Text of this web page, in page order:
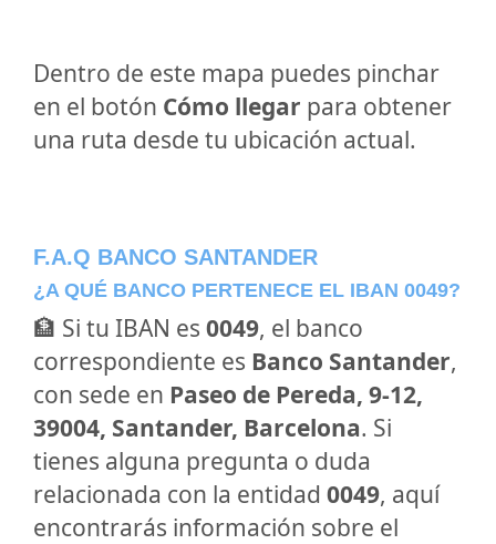
Dentro de este mapa puedes pinchar
en el botón Cómo llegar para obtener
una ruta desde tu ubicación actual.
F.A.Q BANCO SANTANDER
¿A QUÉ BANCO PERTENECE EL IBAN 0049?
🏦 Si tu IBAN es 0049, el banco
correspondiente es Banco Santander,
con sede en Paseo de Pereda, 9-12,
39004, Santander, Barcelona. Si
tienes alguna pregunta o duda
relacionada con la entidad 0049, aquí
encontrarás información sobre el